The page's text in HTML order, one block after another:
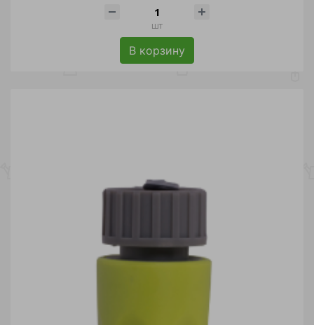
шт
В корзину